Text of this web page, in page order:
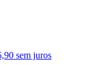
sem juros